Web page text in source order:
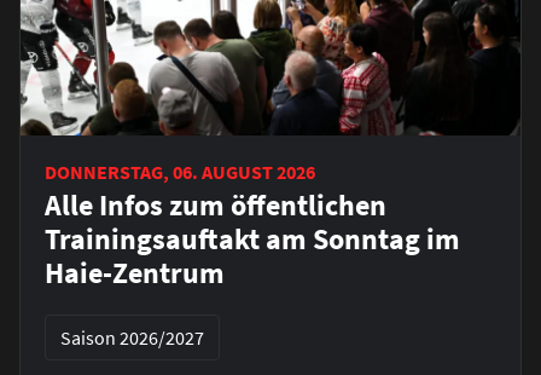
DONNERSTAG, 06. AUGUST 2026
Alle Infos zum öffentlichen
Trainingsauftakt am Sonntag im
Haie-Zentrum
Saison 2026/2027